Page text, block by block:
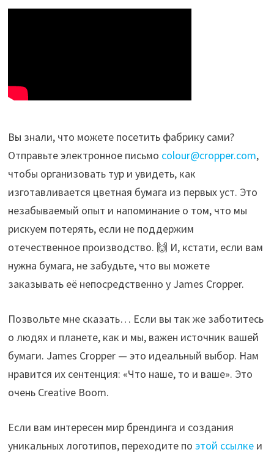
Вы знали, что можете посетить фабрику сами?
Отправьте электронное письмо colour@cropper.com,
чтобы организовать тур и увидеть, как
изготавливается цветная бумага из первых уст. Это
незабываемый опыт и напоминание о том, что мы
рискуем потерять, если не поддержим
отечественное производство. 🙌 И, кстати, если вам
нужна бумага, не забудьте, что вы можете
заказывать её непосредственно у James Cropper.
Позвольте мне сказать… Если вы так же заботитесь
о людях и планете, как и мы, важен источник вашей
бумаги. James Cropper — это идеальный выбор. Нам
нравится их сентенция: «Что наше, то и ваше». Это
очень Creative Boom.
Если вам интересен мир брендинга и создания
уникальных логотипов, переходите поэтой ссылке и